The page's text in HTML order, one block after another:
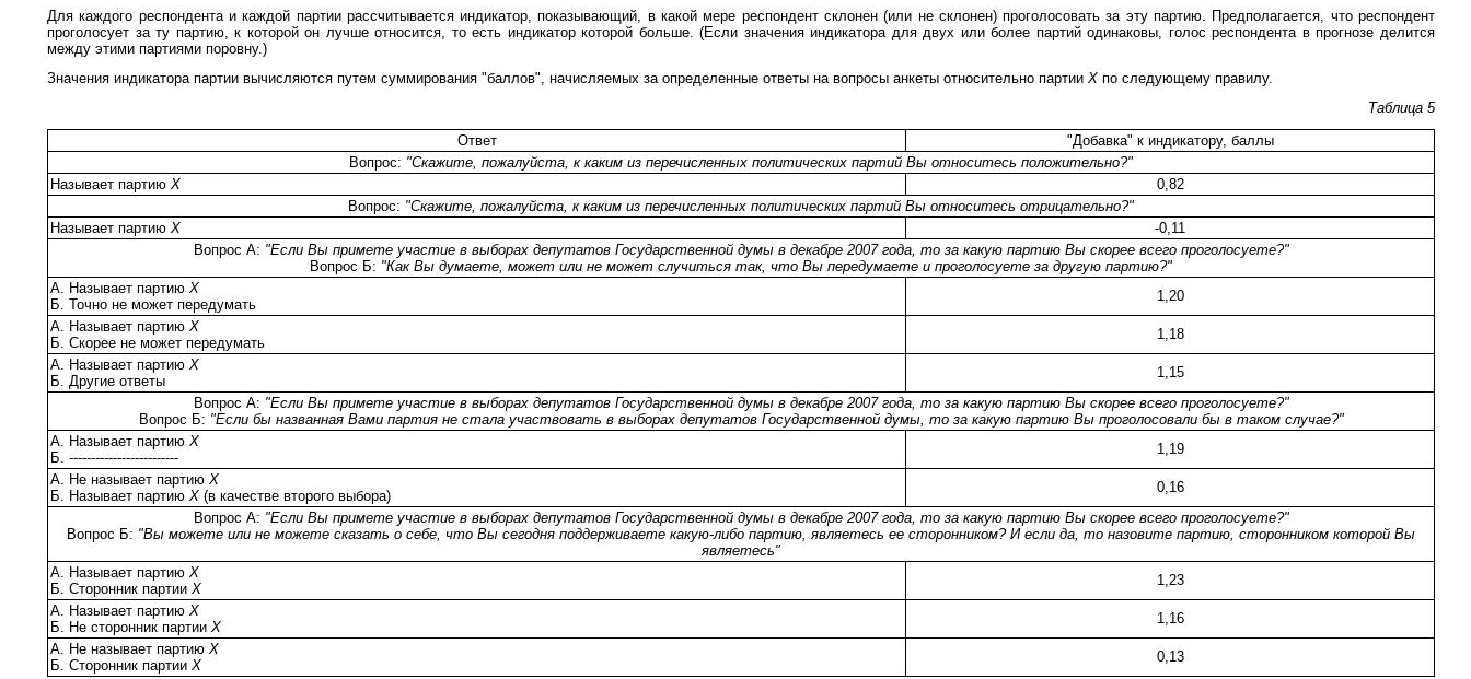
Для каждого респондента и каждой партии рассчитывается индикатор, показывающий, в какой мере респондент склонен (или не склонен) проголосовать за эту партию. Предполагается, что респондент
проголосует за ту партию, к которой он лучше относится, то есть индикатор которой больше. (Если значения индикатора для двух или более партий одинаковы, голос респондента в прогнозе делится
между этими партиями поровну.)
Значения индикатора партии вычисляются путем суммирования "баллов", начисляемых за определенные ответы на вопросы анкеты относительно партии Х по следующему правилу.
Таблица 5
Ответ
"Добавка" к индикатору, баллы
Вопрос: "Скажите, пожалуйста, к каким из перечисленных политических партий Вы относитесь положительно?"
Называет партию Х
0,82
Вопрос: "Скажите, пожалуйста, к каким из перечисленных политических партий Вы относитесь отрицательно?"
Называет партию Х
-0,11
Вопрос А: "Если Вы примете участие в выборах депутатов Государственной думы в декабре 2007 года, то за какую партию Вы скорее всего проголосуете?"
Вопрос Б: "Как Вы думаете, может или не может случиться так, что Вы передумаете и проголосуете за другую партию?"
А. Называет партию Х
Б. Точно не может передумать
1,20
А. Называет партию Х
Б. Скорее не может передумать
1,18
А. Называет партию Х
Б. Другие ответы
1,15
Вопрос А: "Если Вы примете участие в выборах депутатов Государственной думы в декабре 2007 года, то за какую партию Вы скорее всего проголосуете?"
Вопрос Б: "Если бы названная Вами партия не стала участвовать в выборах депутатов Государственной думы, то за какую партию Вы проголосовали бы в таком случае?"
А. Называет партию Х
Б. -------------------------
1,19
А. Не называет партию Х
Б. Называет партию Х (в качестве второго выбора)
0,16
Вопрос А: "Если Вы примете участие в выборах депутатов Государственной думы в декабре 2007 года, то за какую партию Вы скорее всего проголосуете?"
Вопрос Б: "Вы можете или не можете сказать о себе, что Вы сегодня поддерживаете какую-либо партию, являетесь ее сторонником? И если да, то назовите партию, сторонником которой Вы
являетесь"
А. Называет партию Х
Б. Сторонник партии Х
1,23
А. Называет партию Х
Б. Не сторонник партии Х
1,16
А. Не называет партию Х
Б. Сторонник партии Х
0,13